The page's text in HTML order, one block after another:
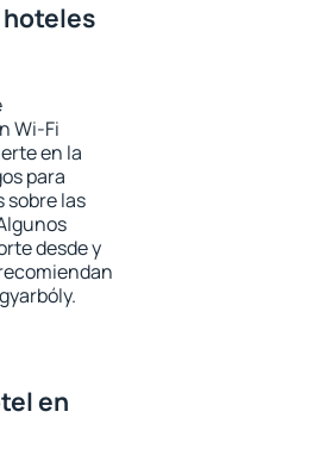
Wi-Fi
en la
para
las
desde y
en